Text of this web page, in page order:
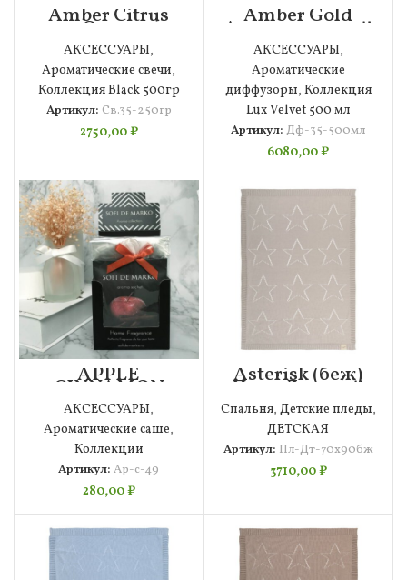
Amber Citrus
Свеча
Ароматическая
(250гр)
АКСЕССУАРЫ,
Ароматические свечи,
Коллекция Black 500гр
Артикул: Св.35-250гр
2750,00₽
Amber Gold
Ароматический
диффузор
(500мл)
АКСЕССУАРЫ,
Ароматические
диффузоры, Коллекция
Lux Velvet 500 мл
Артикул:Дф-35-500мл
6080,00₽
APPLE
CINNAMON
Ароматическое
саше
АКСЕССУАРЫ,
Ароматические саше,
Коллекции
Артикул:Ар-с-49
280,00₽
Asterisk (беж)
Плед Детский
70х90
Спальня, Детские пледы,
ДЕТСКАЯ
Артикул: Пл-Дт-70х90бж
3710,00₽